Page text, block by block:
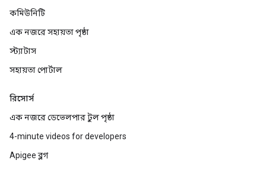
কমিউনিটি
এক নজরে সহায়তা পৃষ্ঠা
স্ট্যাটাস
সহায়তা পোর্টাল
রিসোর্স
এক নজরে ডেভেলপার টুল পৃষ্ঠা
4-minute videos for developers
Apigee ব্লগ